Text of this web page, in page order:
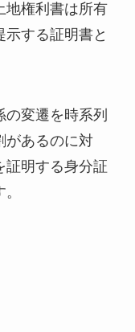
地権利書は所有
する証明書と
変遷を時系列
があるのに対
証明する身分証